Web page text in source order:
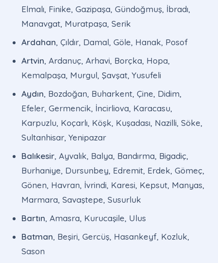
Elmalı, Finike, Gazipaşa, Gündoğmuş, İbradı,
Manavgat, Muratpaşa, Serik
Ardahan, Çıldır, Damal, Göle, Hanak, Posof
Artvin, Ardanuç, Arhavi, Borçka, Hopa,
Kemalpaşa, Murgul, Şavşat, Yusufeli
Aydın, Bozdoğan, Buharkent, Çine, Didim,
Efeler, Germencik, İncirliova, Karacasu,
Karpuzlu, Koçarlı, Köşk, Kuşadası, Nazilli, Söke,
Sultanhisar, Yenipazar
Balıkesir, Ayvalık, Balya, Bandırma, Bigadiç,
Burhaniye, Dursunbey, Edremit, Erdek, Gömeç,
Gönen, Havran, İvrindi, Karesi, Kepsut, Manyas,
Marmara, Savaştepe, Susurluk
Bartın, Amasra, Kurucaşile, Ulus
Batman, Beşiri, Gercüş, Hasankeyf, Kozluk,
Sason